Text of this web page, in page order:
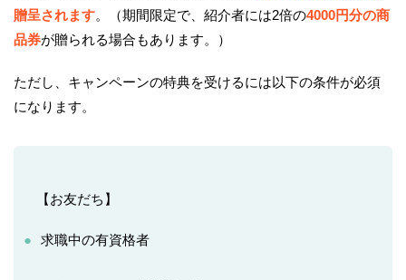
贈呈されます。（期間限定で、紹介者には2倍の4000円分の商
品券が贈られる場合もあります。）
ただし、キャンペーンの特典を受けるには以下の条件が必須
になります。
【お友だち】
求職中の有資格者